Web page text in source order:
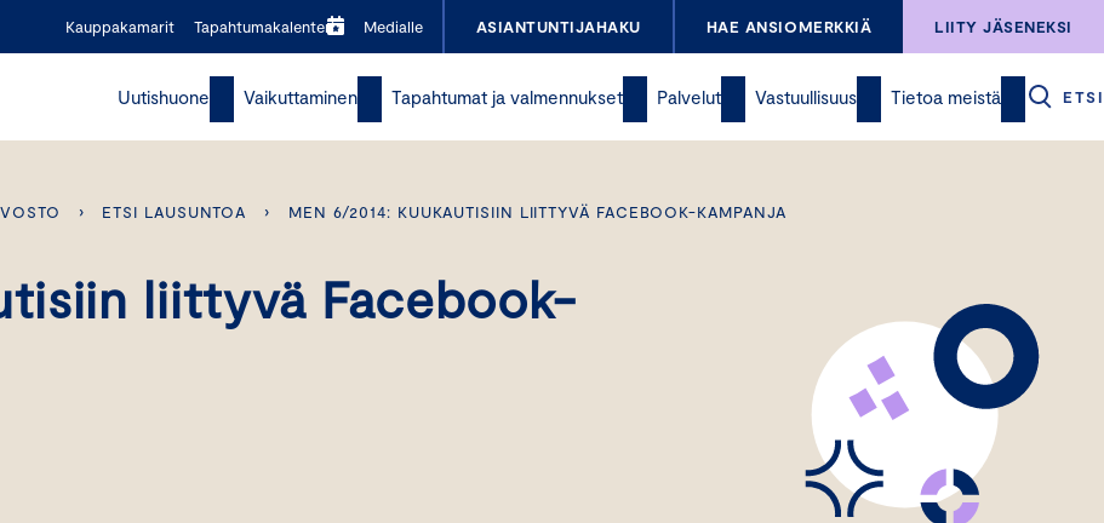
Kauppakamarit Tapahtumakalenteri Medialle ASIANTUNTIJAHAKU HAE ANSIOMERKKIÄ LIITY JÄSENEKSI
Uutishuone Vaikuttaminen Tapahtumat ja valmennukset Palvelut Vastuullisuus Tietoa meistä ETSI
› ETSI LAUSUNTOA › MEN 6/2014: KUUKAUTISIIN LIITTYVÄ FACEBOOK-KAMPANJA
liittyvä Facebook-